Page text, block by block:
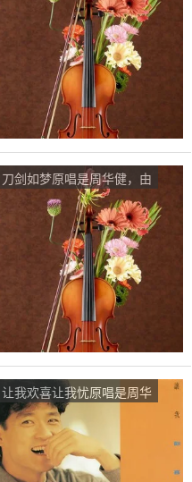
刀剑如梦原唱是周华健，由
依然范特西翻唱(播放:21)
让我欢喜让我忧原唱是周华
健，由黄竹山翻唱(播
放:31)